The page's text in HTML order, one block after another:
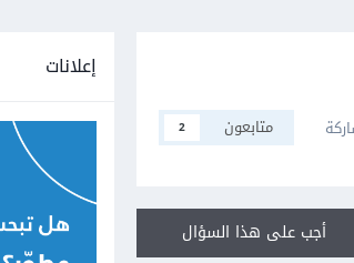
متابعون 2
أجب على هذا السؤال
إعلانات